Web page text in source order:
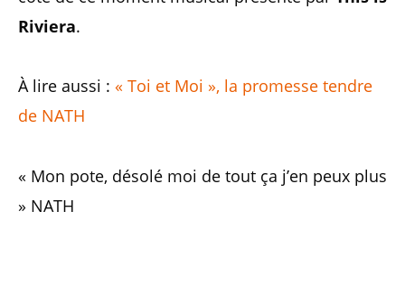
Riviera.
À lire aussi : « Toi et Moi », la promesse tendre
de NATH
« Mon pote, désolé moi de tout ça j’en peux plus
» NATH